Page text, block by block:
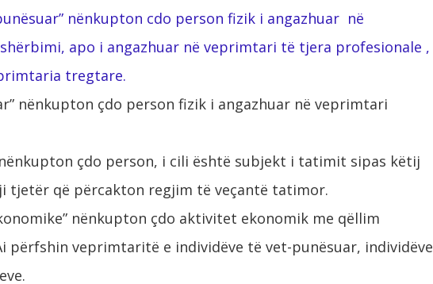
nënkupton cdo person fizik i angazhuar në
apo i angazhuar në veprimtari të tjera profesionale ,
tregtare.
nënkupton çdo person fizik i angazhuar në veprimtari
çdo person, i cili është subjekt i tatimit sipas këtij
tjetër që përcakton regjim të veçantë tatimor.
nënkupton çdo aktivitet ekonomik me qëllim
përfshin veprimtaritë e individëve të vet-punësuar, individëve